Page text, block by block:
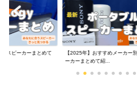
スピーカーまとめて
【2025年】おすすめメーカー
ーカーまとめて紹...